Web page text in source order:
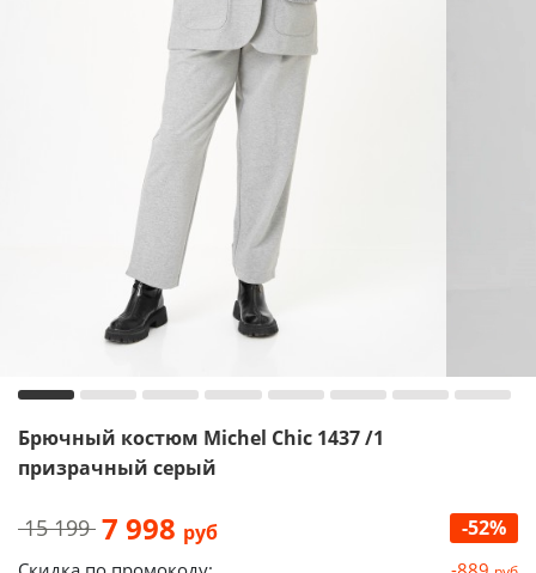
Брючный костюм Michel Chic 1437 /1
призрачный серый
15 199 7 998 руб -52%